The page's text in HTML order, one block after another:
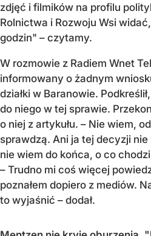
zdjęć i filmików na profilu
Rolnictwa i Rozwoju Wsi
godzin" – czytamy.
W rozmowie z Radiem Wnet
informowany o żadnym
działki w Baranowie.
do niego w tej sprawie.
o niej z artykułu. – Nie wiem,
sprawdzą. Ani ja tej decyzji nie
nie wiem do końca, o co
– Trudno mi coś więcej
poznałem dopiero z mediów.
to wyjaśnić – dodał.